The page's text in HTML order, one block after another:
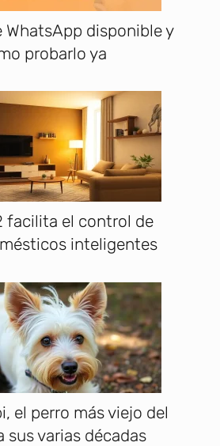
WhatsApp disponible y
probarlo ya
facilita el control de
inteligentes
el perro más viejo del
sus varias décadas